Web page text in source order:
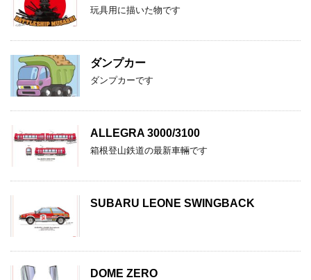
玩具用に描いた物です
ダンプカー
ダンプカーです
ALLEGRA 3000/3100
箱根登山鉄道の最新車輛です
SUBARU LEONE SWINGBACK
DOME ZERO